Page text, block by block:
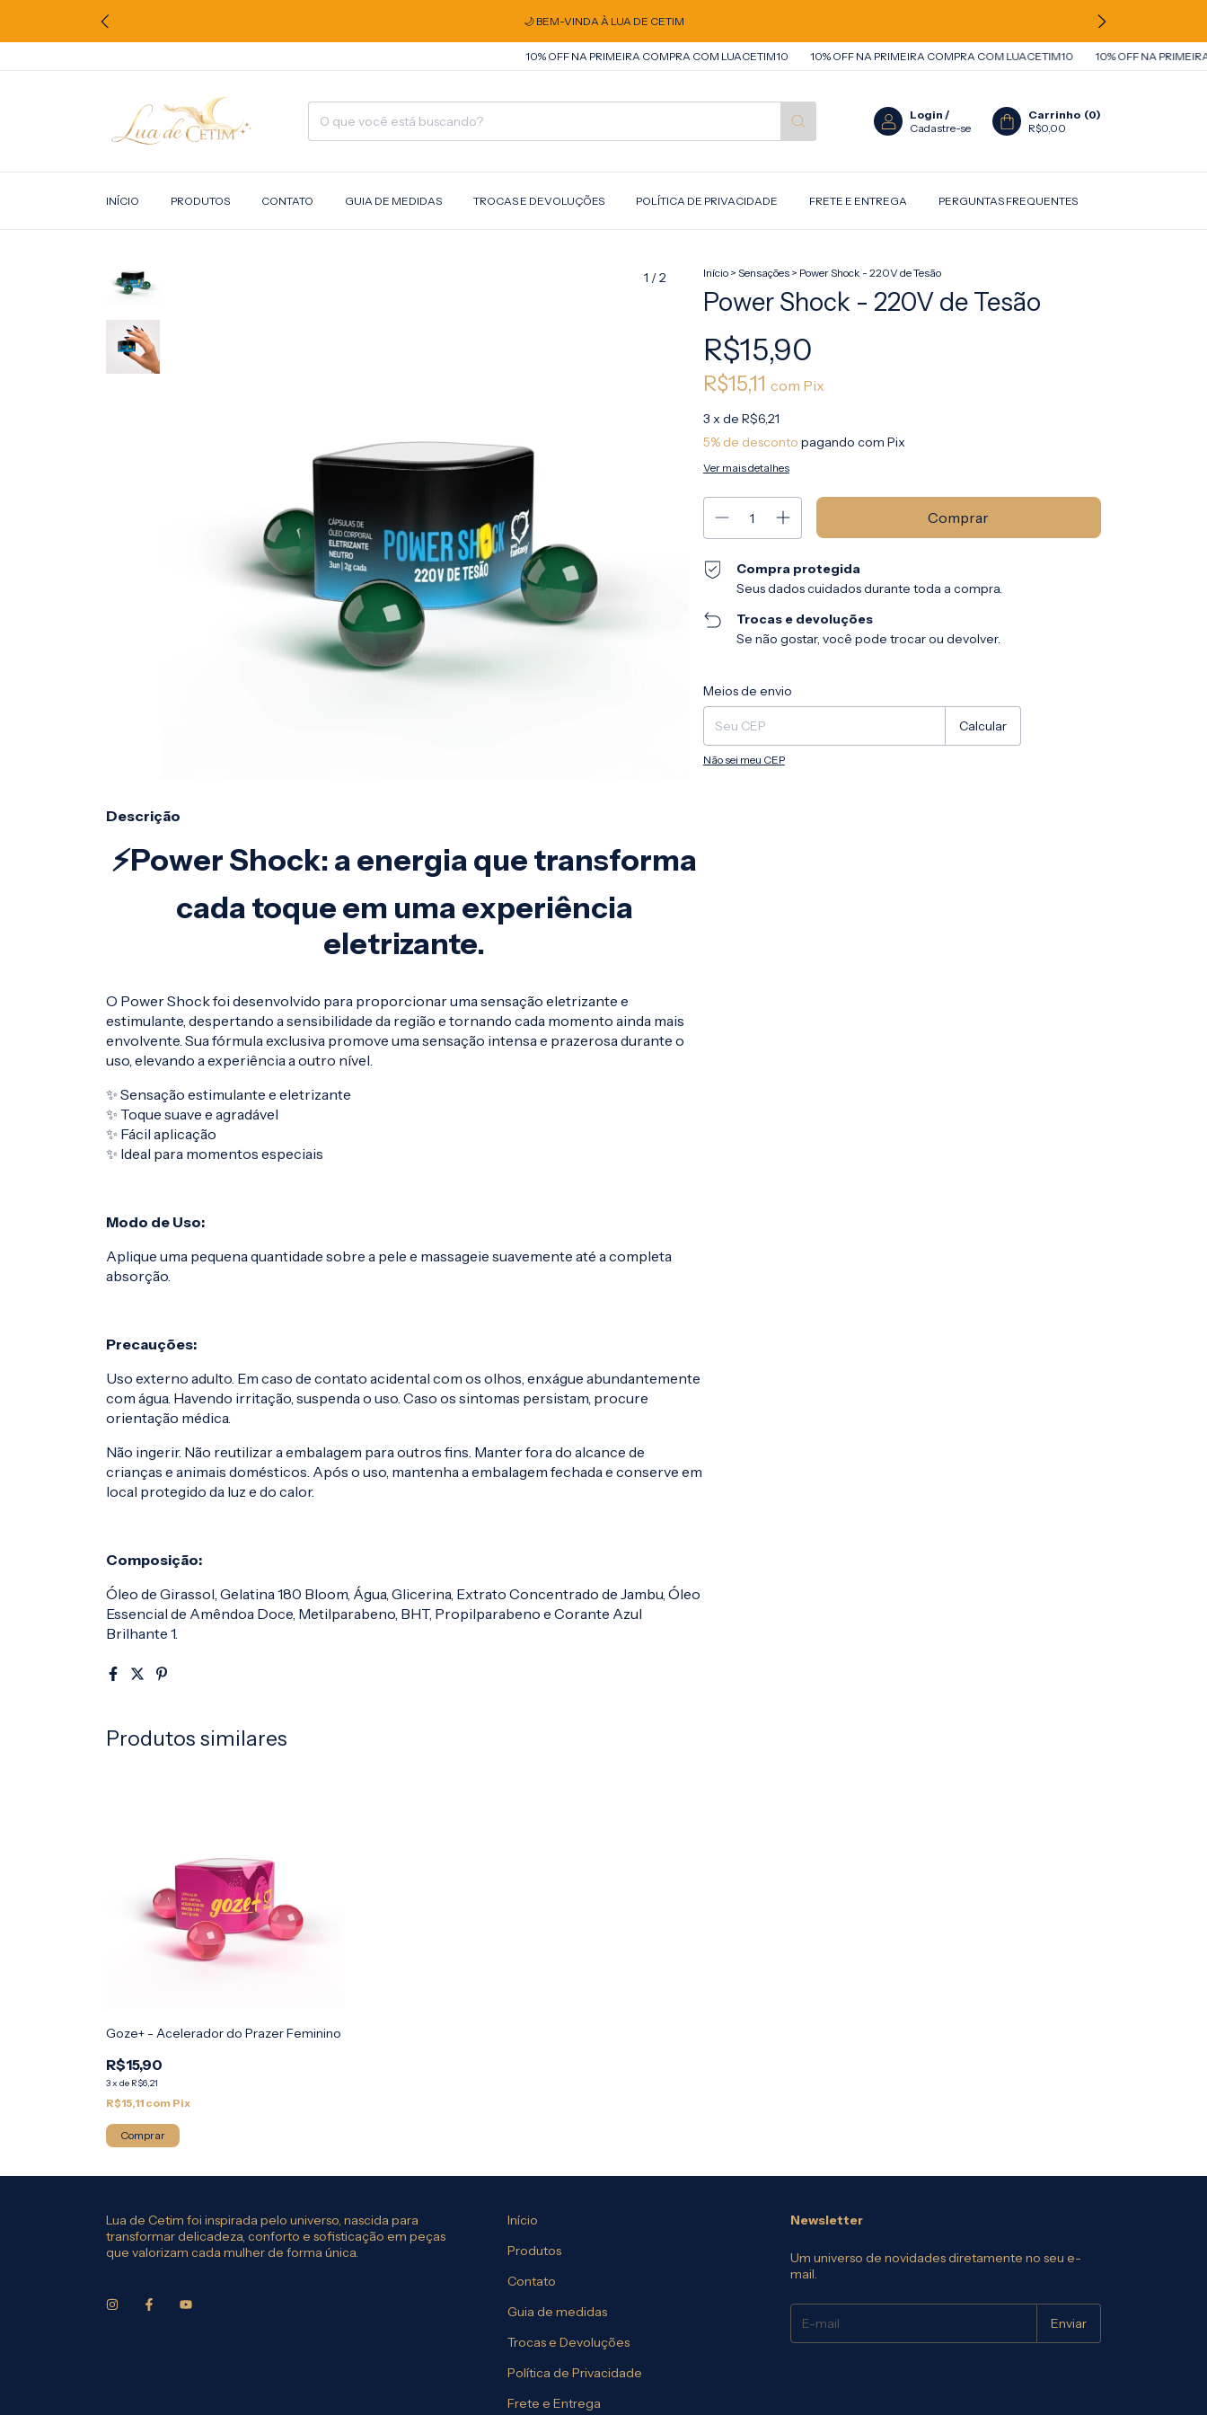
🌙 BEM-VINDA À LUA DE CETIM
10% OFF NA PRIMEIRA COMPRA COM LUACETIM10 10% OFF NA PRIMEIRA COMPRA COM LUACETIM10 10% OFF NA PRIMEIRA
Login /
Cadastre-se
Carrinho (0)
R$0,00
INÍCIO PRODUTOS CONTATO GUIA DE MEDIDAS TROCAS E DEVOLUÇÕES POLÍTICA DE PRIVACIDADE FRETE E ENTREGA PERGUNTAS FREQUENTES
1 /2 Início > Sensações > Power Shock - 220V de Tesão
Power Shock - 220V de Tesão
R$15,90
R$15,11 com Pix
3 x de R$6,21
5% de desconto pagando com Pix
Ver mais detalhes
Compra protegida
Seus dados cuidados durante toda a compra.
Trocas e devoluções
Se não gostar, você pode trocar ou devolver.
Entregas para o CEP:
Meios de envio
Calcular
Não sei meu CEP
Descrição
⚡Power Shock: a energia que transforma
cada toque em uma experiência
eletrizante.
O Power Shock foi desenvolvido para proporcionar uma sensação eletrizante e
estimulante, despertando a sensibilidade da região e tornando cada momento ainda mais
envolvente. Sua fórmula exclusiva promove uma sensação intensa e prazerosa durante o
uso, elevando a experiência a outro nível.
✨ Sensação estimulante e eletrizante
✨ Toque suave e agradável
✨ Fácil aplicação
✨ Ideal para momentos especiais
Modo de Uso:
Aplique uma pequena quantidade sobre a pele e massageie suavemente até a completa
absorção.
Precauções:
Uso externo adulto. Em caso de contato acidental com os olhos, enxágue abundantemente
com água. Havendo irritação, suspenda o uso. Caso os sintomas persistam, procure
orientação médica.
Não ingerir. Não reutilizar a embalagem para outros fins. Manter fora do alcance de
crianças e animais domésticos. Após o uso, mantenha a embalagem fechada e conserve em
local protegido da luz e do calor.
Composição:
Óleo de Girassol, Gelatina 180 Bloom, Água, Glicerina, Extrato Concentrado de Jambu, Óleo
Essencial de Amêndoa Doce, Metilparabeno, BHT, Propilparabeno e Corante Azul
Brilhante 1.
Produtos similares
Goze+ - Acelerador do Prazer Feminino
R$15,90
3x de R$6,21
R$15,11 com Pix
Lua de Cetim foi inspirada pelo universo, nascida para
transformar delicadeza, conforto e sofisticação em peças
que valorizam cada mulher de forma única.
Início
Produtos
Contato
Guia de medidas
Trocas e Devoluções
Política de Privacidade
Frete e Entrega
Newsletter
Um universo de novidades diretamente no seu e-
mail.